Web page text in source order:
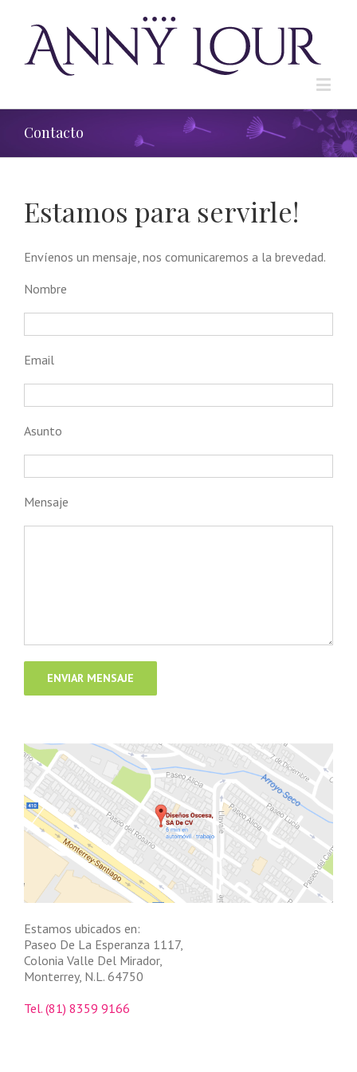
Contacto
Estamos para servirle!
Envíenos un mensaje, nos comunicaremos a la brevedad.
Nombre
Email
Asunto
Mensaje
Estamos ubicados en:
Paseo De La Esperanza 1117,
Colonia Valle Del Mirador,
Monterrey, N.L. 64750
Tel. (81) 8359 9166